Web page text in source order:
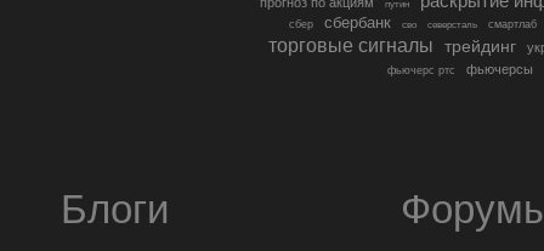
путин
сбер сбербанк сво северсталь смартлаб
торговые сигналы трейдинг
фьючерс ртс фьючерсы
Блоги